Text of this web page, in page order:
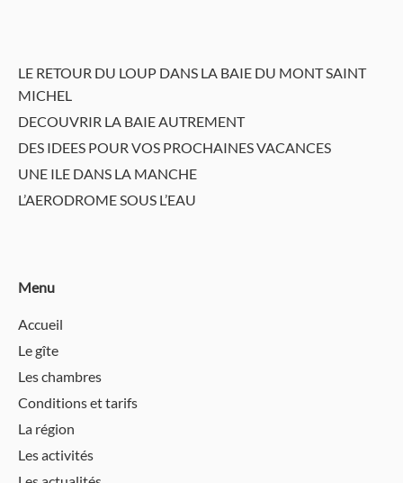
LE RETOUR DU LOUP DANS LA BAIE DU MONT SAINT
MICHEL
DECOUVRIR LA BAIE AUTREMENT
DES IDEES POUR VOS PROCHAINES VACANCES
UNE ILE DANS LA MANCHE
L’AERODROME SOUS L’EAU
Menu
Accueil
Le gîte
Les chambres
Conditions et tarifs
La région
Les activités